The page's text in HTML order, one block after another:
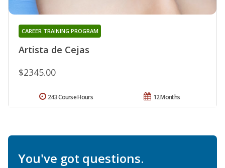
Artista de Cejas
CAREER TRAINING PROGRAM
$2345.00
12 Months
243 Course Hours
You've got questions.